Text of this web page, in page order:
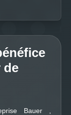
de
Bauer ,